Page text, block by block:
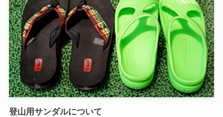
登山用サンダルについて